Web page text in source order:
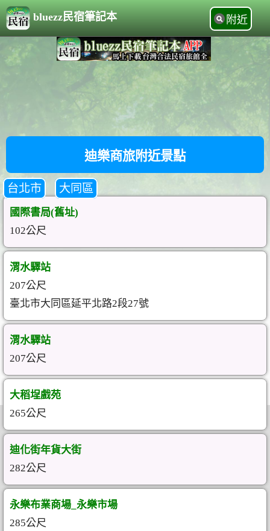
bluezz民宿筆記本 附近
迪樂商旅附近景點
台北市 大同區
國際書局(舊址)
102公尺
渭水驛站
207公尺
臺北市大同區延平北路2段27號
渭水驛站
207公尺
大稻埕戲苑
265公尺
迪化街年貨大街
282公尺
永樂布業商場_永樂市場
285公尺